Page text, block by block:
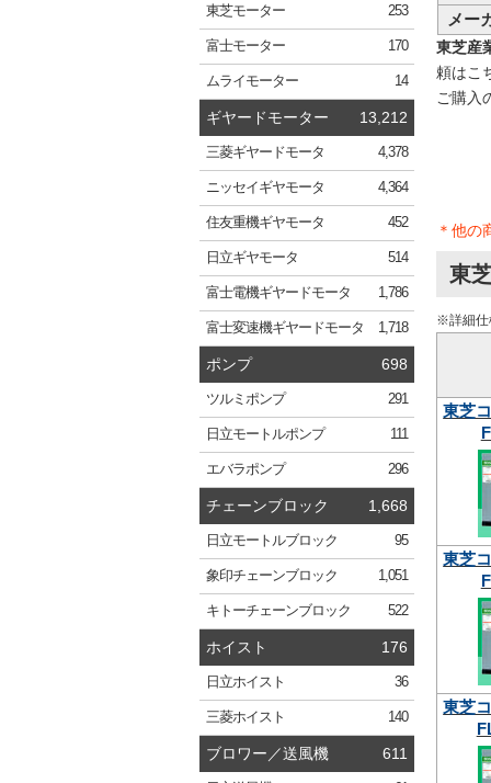
東芝モーター 253
富士モーター 170
ムライモーター 14
ギヤードモーター 13,212
三菱ギヤードモータ 4,378
ニッセイギヤモータ 4,364
住友重機ギヤモータ 452
日立ギヤモータ 514
富士電機ギヤードモータ 1,786
富士変速機ギヤードモータ 1,718
ポンプ 698
ツルミ ポンプ 291
日立モートルポンプ 111
エバラポンプ 296
チェーンブロック 1,668
日立モートルブロック 95
象印チェーンブロック 1,051
キトーチェーンブロック 522
ホイスト 176
日立ホイスト 36
三菱ホイスト 140
ブロワー／送風機 611
メー
東芝産
頼はこ
ご購入
＊他の
東
※詳細仕
東芝
東芝
東芝